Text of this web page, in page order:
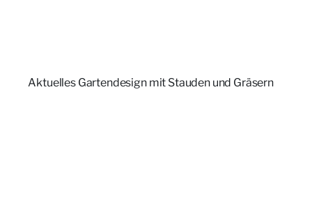
Aktuelles Gartendesign mit Stauden und Gräsern